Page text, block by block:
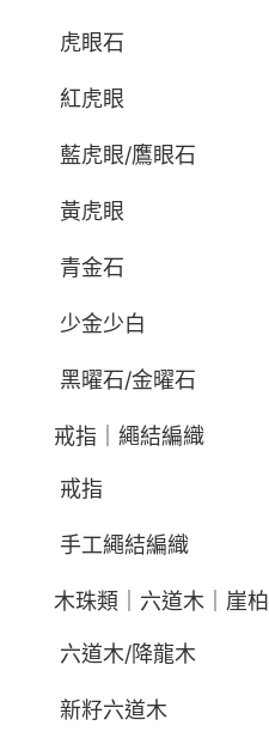
虎眼石
紅虎眼
藍虎眼/鷹眼石
黃虎眼
青金石
少金少白
黑曜石/金曜石
戒指｜繩結編織
戒指
手工繩結編織
木珠類｜六道木｜崖柏
六道木/降龍木
新籽六道木